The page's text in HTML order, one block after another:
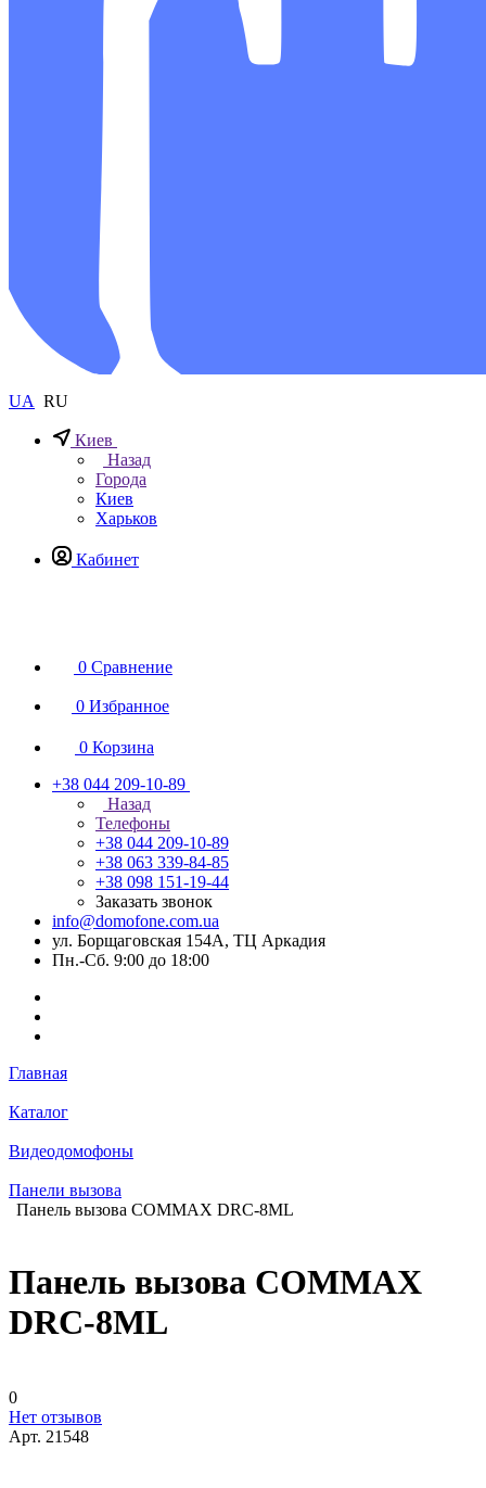
UA RU
Киев
Назад
Города
Киев
Харьков
Кабинет
0 Сравнение
0 Избранное
0 Корзина
+38 044 209-10-89
Назад
Телефоны
+38 044 209-10-89
+38 063 339-84-85
+38 098 151-19-44
Заказать звонок
info@domofone.com.ua
ул. Борщаговская 154А, ТЦ Аркадия
Пн.-Сб. 9:00 до 18:00
Главная
Каталог
Видеодомофоны
Панели вызова
Панель вызова COMMAX DRC-8ML
Панель вызова COMMAX
DRC-8ML
0
Нет отзывов
Арт. 21548